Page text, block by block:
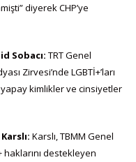
diyerek CHP’ye
Sobacı: TRT Genel
Zirvesi’nde LGBTİ+’ları
kimlikler ve cinsiyetler
Karslı, TBMM Genel
haklarını destekleyen